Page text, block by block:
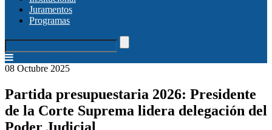
Juramentos
Programas
08 Octubre 2025
Partida presupuestaria 2026: Presidente
de la Corte Suprema lidera delegación del
Poder Judicial